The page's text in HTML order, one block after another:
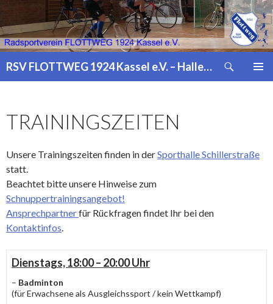
RSV FLOTTWEG 1924 Kassel e.V. – Hallenradsport, Badminton, Jonglage
TRAININGSZEITEN
Unsere Trainingszeiten finden in derSporthalle Schillerstraße
statt.
Beachtet bitte unsere Hinweise zum
Schnuppertrainingsangebot!
Ansprechpartnerfür Rückfragen findet Ihr bei den
Kontaktinfos.
Dienstags, 18:00 – 20:00 Uhr
– Badminton
(für Erwachsene als Ausgleichssport / kein Wettkampf)